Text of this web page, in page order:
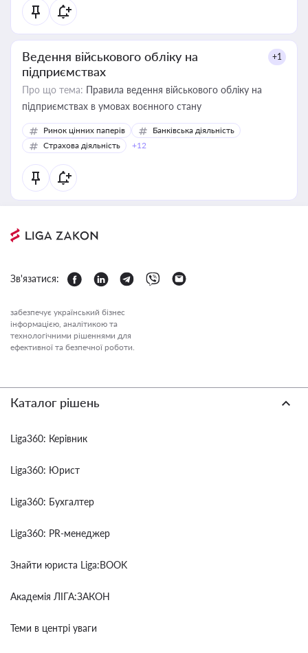
Ведення військового обліку на
підприємствах
+1
Про що тема: Правила ведення військового обліку на
підприємствах в умовах воєнного стану
Ринок цінних паперів
Банківська діяльність
Страхова діяльність
+12
Зв'язатися:
забезпечує український бізнес
інформацією, аналітикою та
технологічними рішеннями для
ефективної та безпечної роботи.
Каталог рішень
Liga360: Керівник
Liga360: Юрист
Liga360: Бухгалтер
Liga360: PR-менеджер
Знайти юриста Liga:BOOK
Академія ЛІГА:ЗАКОН
Теми в центрі уваги